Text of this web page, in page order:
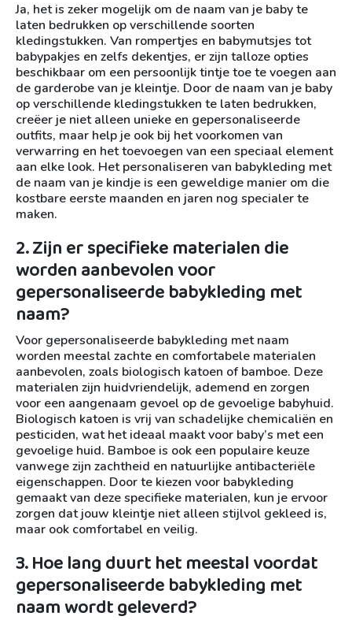
Ja, het is zeker mogelijk om de naam van je baby te
laten bedrukken op verschillende soorten
kledingstukken. Van rompertjes en babymutsjes tot
babypakjes en zelfs dekentjes, er zijn talloze opties
beschikbaar om een persoonlijk tintje toe te voegen aan
de garderobe van je kleintje. Door de naam van je baby
op verschillende kledingstukken te laten bedrukken,
creëer je niet alleen unieke en gepersonaliseerde
outfits, maar help je ook bij het voorkomen van
verwarring en het toevoegen van een speciaal element
aan elke look. Het personaliseren van babykleding met
de naam van je kindje is een geweldige manier om die
kostbare eerste maanden en jaren nog specialer te
maken.
2. Zijn er specifieke materialen die
worden aanbevolen voor
gepersonaliseerde babykleding met
naam?
Voor gepersonaliseerde babykleding met naam
worden meestal zachte en comfortabele materialen
aanbevolen, zoals biologisch katoen of bamboe. Deze
materialen zijn huidvriendelijk, ademend en zorgen
voor een aangenaam gevoel op de gevoelige babyhuid.
Biologisch katoen is vrij van schadelijke chemicaliën en
pesticiden, wat het ideaal maakt voor baby’s met een
gevoelige huid. Bamboe is ook een populaire keuze
vanwege zijn zachtheid en natuurlijke antibacteriële
eigenschappen. Door te kiezen voor babykleding
gemaakt van deze specifieke materialen, kun je ervoor
zorgen dat jouw kleintje niet alleen stijlvol gekleed is,
maar ook comfortabel en veilig.
3. Hoe lang duurt het meestal voordat
gepersonaliseerde babykleding met
naam wordt geleverd?